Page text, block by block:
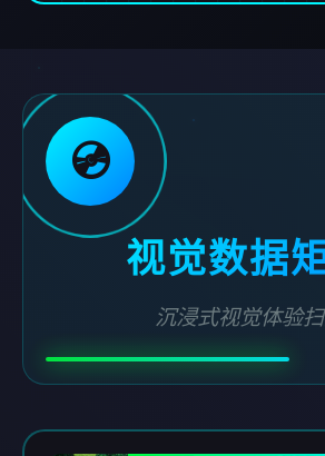
💿
视觉数据
沉浸式视觉体验